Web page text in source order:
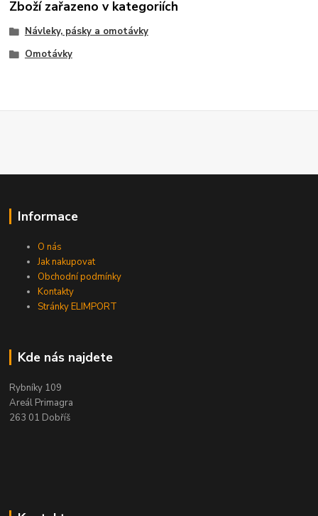
Zboží zařazeno v kategoriích
Návleky, pásky a omotávky
Omotávky
Informace
O nás
Jak nakupovat
Obchodní podmínky
Kontakty
Stránky ELIMPORT
Kde nás najdete
Rybníky 109
Areál Primagra
263 01 Dobříš